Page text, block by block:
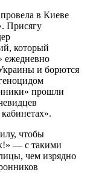
в Киеве
Присягу
который
ежедневно
и борются
прошли
чтобы
— с такими
чем изрядно